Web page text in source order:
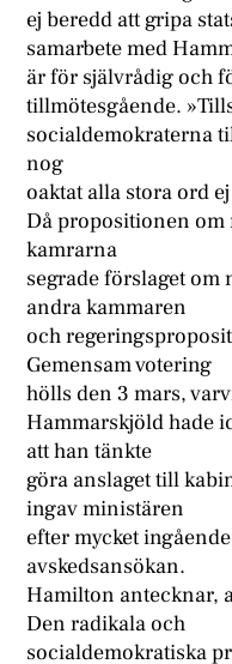
ej beredd att gripa
samarbete med
är för självrådig och
tillmötesgående.
socialdemokraterna
nog
oaktat alla stora ord
Då propositionen
kamrarna
segrade förslaget
andra kammaren
och
Gemensam votering
hölls den 3 mars,
Hammarskjöld hade
att han tänkte
göra anslaget till
ingav ministären
efter mycket
avskedsansökan.
Hamilton antecknar,
Den radikala och
socialdemokratiska